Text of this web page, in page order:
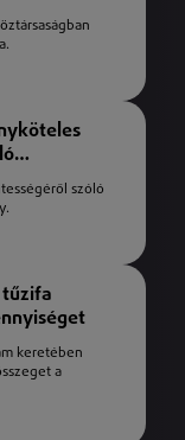
szóló
tűzifa
keretében
a